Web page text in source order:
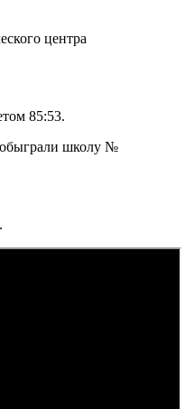
центра
85:53.
обыграли школу №